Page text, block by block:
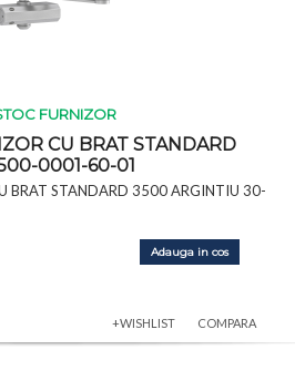
FURNIZOR
CU BRAT STANDARD
0001-60-01
BRAT STANDARD 3500 ARGINTIU 30-
Adauga in cos
+WISHLIST COMPARA